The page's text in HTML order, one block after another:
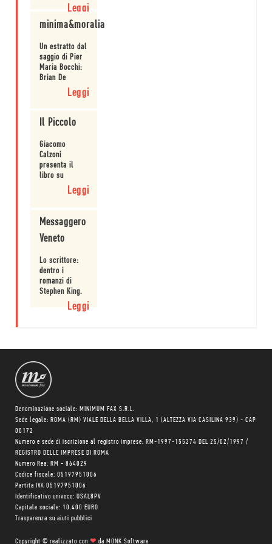
quale film
rivedere e
commentare
aneddoti e alle
analisi
prodotte dai
saggisti che si
sono cimentati
nel volume.
Leggi
minima&moralia
Un estratto dal
saggio di Pier
Maria Bocchi:
Brian De
Palma e la
trasposizione
Leggi
Il Piccolo
Giacomo
Calzoni
presenta il
libro su
Stephen King.
Leggi
Messaggero
Veneto
Lo scrittore:
dentro i
romanzi di
Stephen King.
Leggi
Denominazione sociale: MINIMUM FAX S.R.L.
Sede legale: ROMA (RM) VIALE DELLA BELLA VILLA, 1 (ALTEZZA VIA CASILINA 939) - CAP
00172
Numero e sede di iscrizione al registro imprese: RM-1997-155274 DEL 25/02/1997 /
REGISTRO DELLE IMPRESE DI ROMA
Numero Rea: RM - 864029
Codice fiscale: 05197951006
Partita IVA 05197951006
Identificativo univoco: USAL8PV
Capitale sociale: 10.400 EURO
Trasparenza su aiuti pubblici
Copyright © realizzato con ❤ da MONK Software